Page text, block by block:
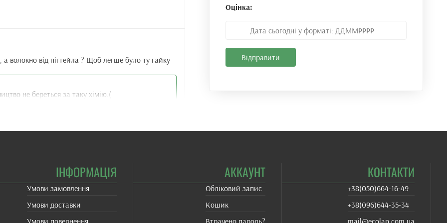
волокно від пігтейла ? Щоб легше було ту гайку
не береться за таку хімію.(
Оцінка:
ІНФОРМАЦІЯ
Умови замовлення
Умови доставки
Умови повернення
АККАУНТ
Обліковий запис
Кошик
Втрачено пароль?
КОНТАКТИ
+38(‎050)664-16-49
+38‎(096)644-35-34
mail@ecolan.com.ua